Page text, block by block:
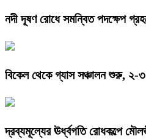
নদী দূষণ রোধে সমন্বিত পদক্ষেপ
বিকেল থেকে গ্যাস সঞ্চালন শুরু, ২-৩
দ্রব্যমূল্যের ঊর্ধ্বগতি রোধকল্পে